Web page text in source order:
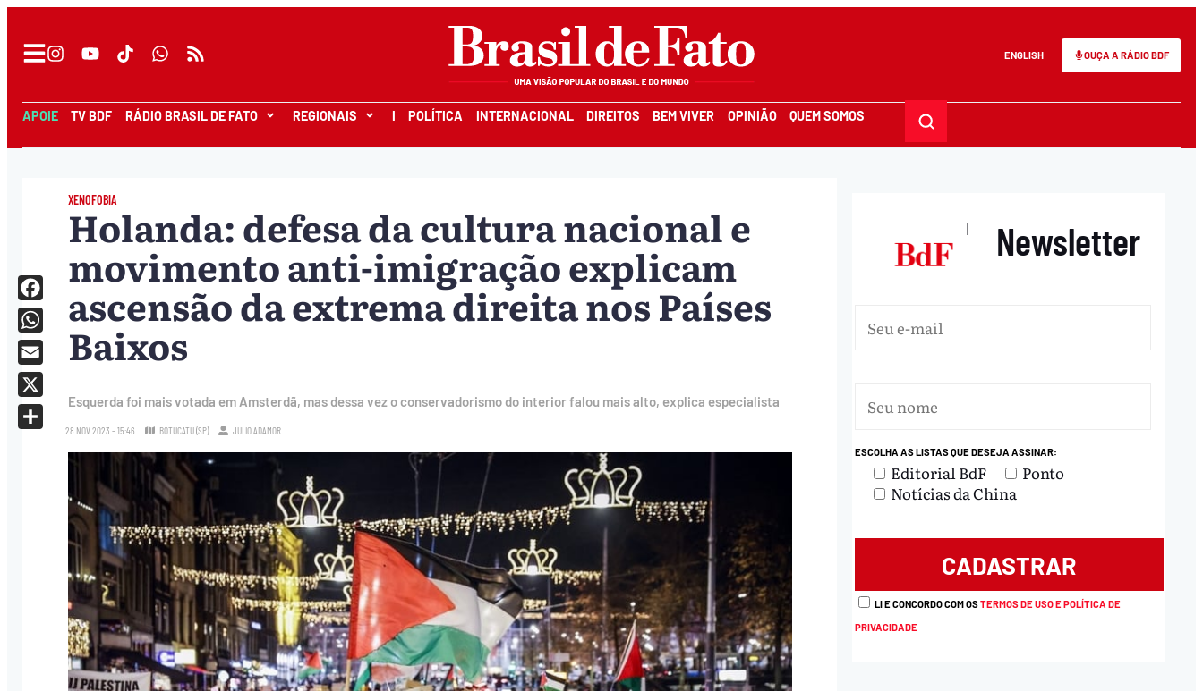
ENGLISH OUÇA A RÁDIO BDF
APOIE TV BDF RÁDIO BRASIL DE FATO REGIONAIS I POLÍTICA INTERNACIONAL DIREITOS BEM VIVER OPINIÃO QUEM SOMOS
XENOFOBIA
Holanda: defesa da cultura nacional e
movimento anti-imigração explicam
ascensão da extrema direita nos Países
Baixos
Esquerda foi mais votada em Amsterdã, mas dessa vez o conservadorismo do interior falou mais alto, explica especialista
28.NOV.2023 - 15:46 BOTUCATU (SP) JULIO ADAMOR
Facebook
WhatsApp
Email
X
| Newsletter
ESCOLHA AS LISTAS QUE DESEJA ASSINAR:
Editorial BdF
Ponto
Notícias da China
LI E CONCORDO COM OSTERMOS DE USO E POLÍTICA DE
PRIVACIDADE